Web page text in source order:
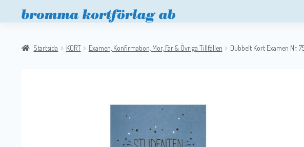
Startsida KORT Examen, Konfirmation, Mor, Far & Övriga Tillfällen Dubbelt Kort Examen Nr.